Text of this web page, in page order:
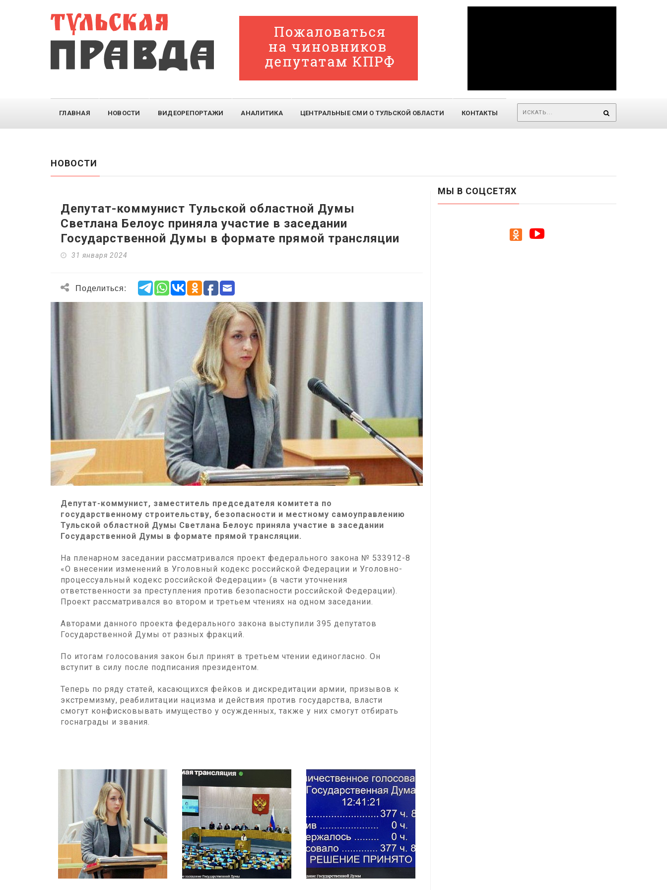
ГЛАВНАЯ НОВОСТИ ВИДЕОРЕПОРТАЖИ АНАЛИТИКА ЦЕНТРАЛЬНЫЕ СМИ О ТУЛЬСКОЙ ОБЛАСТИ КОНТАКТЫ
НОВОСТИ
Депутат-коммунист Тульской областной Думы
Светлана Белоус приняла участие в заседании
Государственной Думы в формате прямой трансляции
31 января 2024
Поделиться:
Депутат-коммунист, заместитель председателя комитета по
государственному строительству, безопасности и местному самоуправлению
Тульской областной Думы Светлана Белоус приняла участие в заседании
Государственной Думы в формате прямой трансляции.
На пленарном заседании рассматривался проект федерального закона № 533912-8
«О внесении изменений в Уголовный кодекс российской Федерации и Уголовно-
процессуальный кодекс российской Федерации» (в части уточнения
ответственности за преступления против безопасности российской Федерации).
Проект рассматривался во втором и третьем чтениях на одном заседании.
Авторами данного проекта федерального закона выступили 395 депутатов
Государственной Думы от разных фракций.
По итогам голосования закон был принят в третьем чтении единогласно. Он
вступит в силу после подписания президентом.
Теперь по ряду статей, касающихся фейков и дискредитации армии, призывов к
экстремизму, реабилитации нацизма и действия против государства, власти
смогут конфисковывать имущество у осужденных, также у них смогут отбирать
госнаграды и звания.
МЫ В СОЦСЕТЯХ